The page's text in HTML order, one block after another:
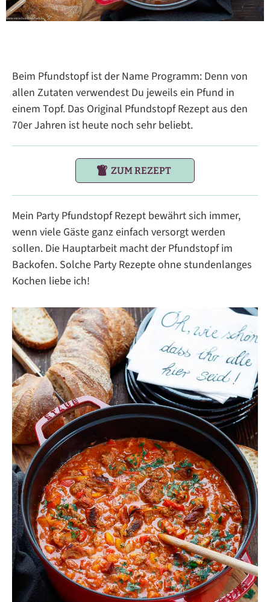
Beim Pfundstopf ist der Name Programm: Denn von
allen Zutaten verwendest Du jeweils ein Pfund in
einem Topf. Das Original Pfundstopf Rezept aus den
70er Jahren ist heute noch sehr beliebt.
ZUM REZEPT
Mein Party Pfundstopf Rezept bewährt sich immer,
wenn viele Gäste ganz einfach versorgt werden
sollen. Die Hauptarbeit macht der Pfundstopf im
Backofen. Solche Party Rezepte ohne stundenlanges
Kochen liebe ich!